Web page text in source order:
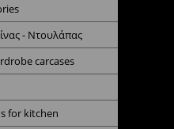
- Ντουλάπας
carcases
for kitchen